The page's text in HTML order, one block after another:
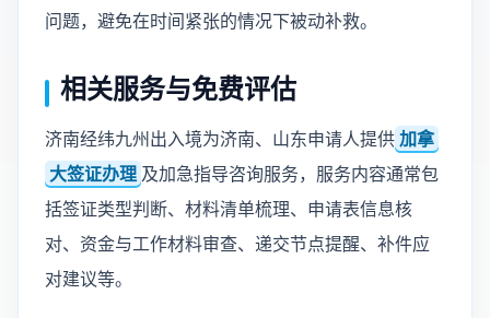
问题，避免在时间紧张的情况下被动补救。
相关服务与免费评估
济南经纬九州出入境为济南、山东申请人提供加拿
大签证办理 及加急指导咨询服务，服务内容通常包
括签证类型判断、材料清单梳理、申请表信息核
对、资金与工作材料审查、递交节点提醒、补件应
对建议等。